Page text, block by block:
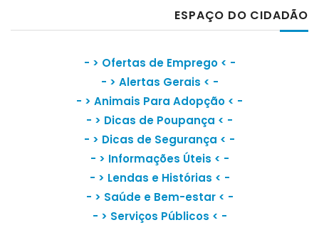
ESPAÇO DO CIDADÃO
- > Ofertas de Emprego< -
- > Alertas Gerais < -
- > Animais Para Adopção < -
- > Dicas de Poupança < -
- > Dicas de Segurança < -
- > Informações Úteis < -
- > Lendas e Histórias < -
- > Saúde e Bem-estar< -
- > Serviços Públicos < -